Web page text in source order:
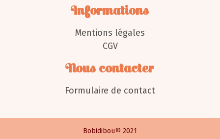
Informations
Mentions légales
CGV
Nous contacter
Formulaire de contact
Bobidibou© 2021